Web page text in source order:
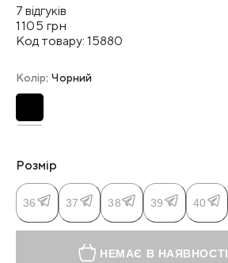
7 відгуків
1105 грн
Код товару: 15880
Колір: Чорний
Розмір
36 37 38 39 40
НЕМАЄ В НАЯВНОСТІ